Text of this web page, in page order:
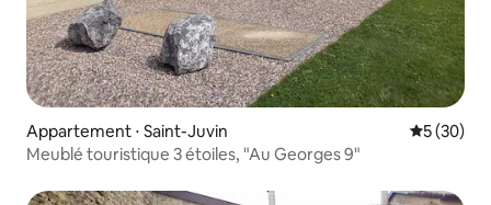
Appartement ⋅ Saint-Juvin
5 (30)
Meublé touristique 3 étoiles, "Au Georges 9"